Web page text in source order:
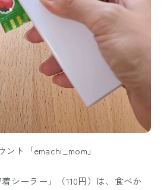
ト「emachi_mom」
シーラー」（110円）は、食べか